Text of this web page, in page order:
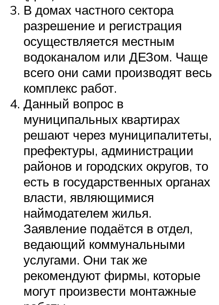
В домах частного сектора
разрешение и регистрация
осуществляется местным
водоканалом или ДЕЗом. Чаще
всего они сами производят весь
комплекс работ.
Данный вопрос в
муниципальных квартирах
решают через муниципалитеты,
префектуры, администрации
районов и городских округов, то
есть в государственных органах
власти, являющимися
наймодателем жилья.
Заявление подаётся в отдел,
ведающий коммунальными
услугами. Они так же
рекомендуют фирмы, которые
могут произвести монтажные